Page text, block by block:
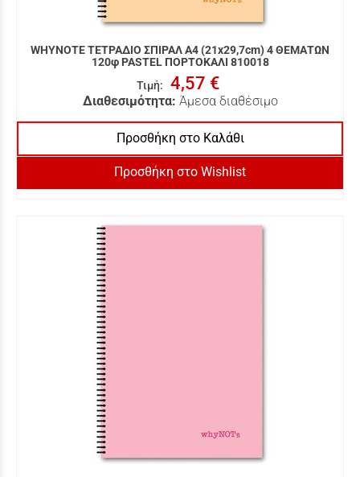
WHYNOTE ΤΕΤΡΑΔΙΟ ΣΠΙΡΑΛ Α4 (21x29,7cm) 4 ΘΕΜΑΤΩΝ
120φ PASTEL ΠΟΡΤΟΚΑΛΙ 810018
Τιμή: 4,57 €
Διαθεσιμότητα: Άμεσα διαθέσιμο
Προσθήκη στο Καλάθι
Προσθήκη στο Wishlist